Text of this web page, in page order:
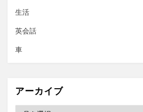
生活
英会話
車
アーカイブ